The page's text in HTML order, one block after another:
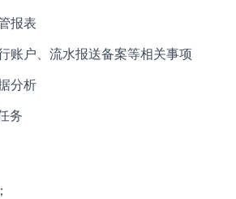
报表
账户、流水报送备案等相关事项
分析
务